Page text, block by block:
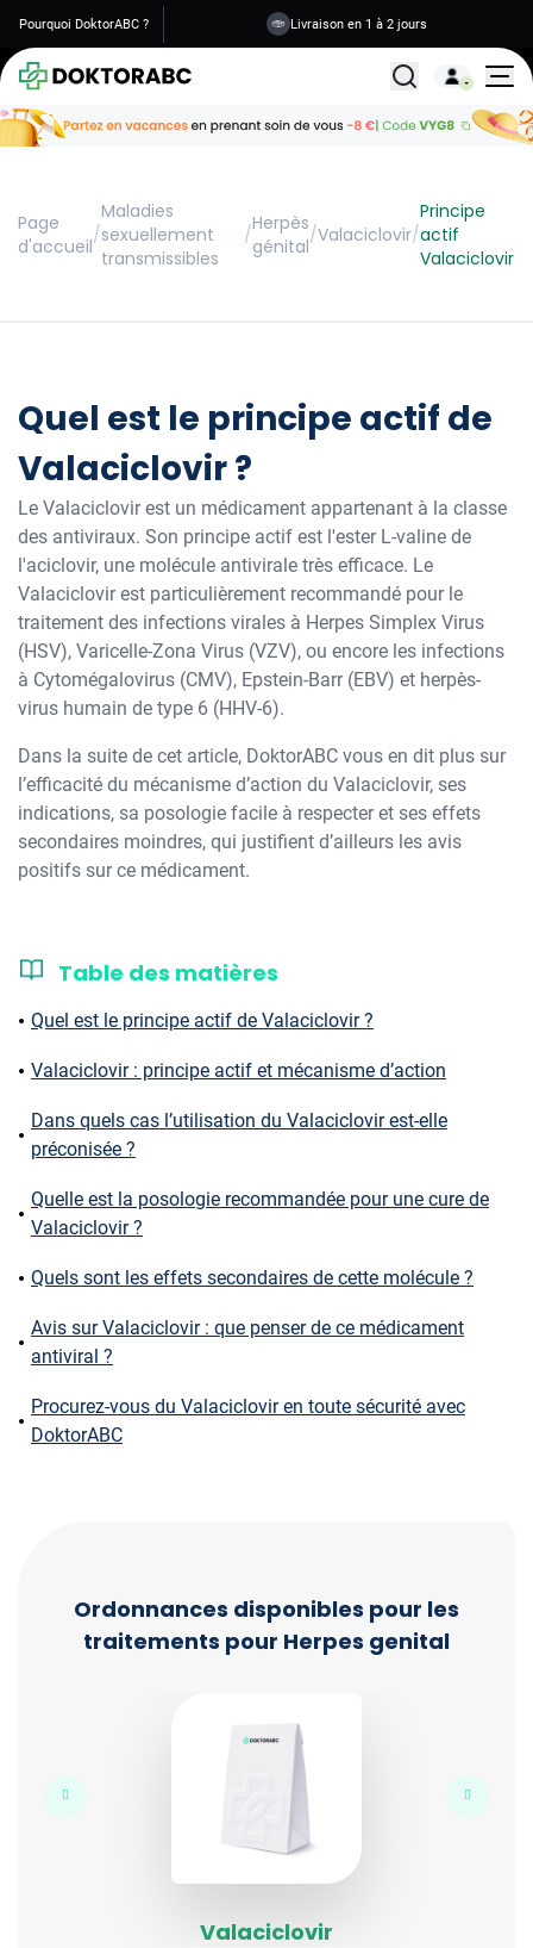
Pourquoi DoktorABC ? Livraison en 1 à 2 jours
Tous les
Page
d'accueil/
Maladies
sexuellement
transmissibles
/Herpès
génital/Valaciclovir/
Principe
actif
Valaciclovir
Quel est le principe actif de
Valaciclovir ?
Le Valaciclovir est un médicament appartenant à la classe
des antiviraux. Son principe actif est l'ester L-valine de
l'aciclovir, une molécule antivirale très efficace. Le
Valaciclovir est particulièrement recommandé pour le
traitement des infections virales à Herpes Simplex Virus
(HSV), Varicelle-Zona Virus (VZV), ou encore les infections
à Cytomégalovirus (CMV), Epstein-Barr (EBV) et herpès-
virus humain de type 6 (HHV-6).
Dans la suite de cet article, DoktorABC vous en dit plus sur
l’efficacité du mécanisme d’action du Valaciclovir, ses
indications, sa posologie facile à respecter et ses effets
secondaires moindres, qui justifient d’ailleurs les avis
positifs sur ce médicament.
Table des matières
Quel est le principe actif de Valaciclovir ?
Valaciclovir : principe actif et mécanisme d’action
Dans quels cas l’utilisation du Valaciclovir est-elle
préconisée ?
Quelle est la posologie recommandée pour une cure de
Valaciclovir ?
Quels sont les effets secondaires de cette molécule ?
Avis sur Valaciclovir : que penser de ce médicament
antiviral ?
Procurez-vous du Valaciclovir en toute sécurité avec
DoktorABC
Ordonnances disponibles pour les
traitements pour Herpes genital
Valaciclovir